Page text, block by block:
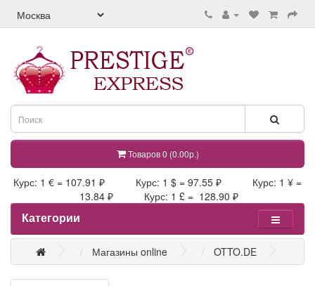
Товаров 0 (0.00р.)
Курс: 1 € = 107.91 ₽ Курс: 1 $ = 97.55 ₽ Курс: 1 ¥ =
13.84 ₽ Курс: 1 £ = 128.90 ₽
Категории
Магазины online OTTO.DE